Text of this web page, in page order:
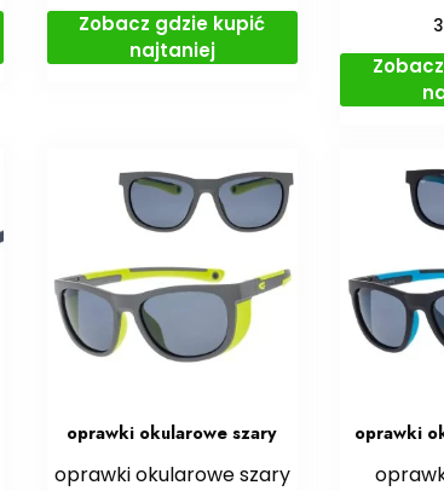
Zobacz gdzie kupić
najtaniej
oprawki okularowe szary
oprawki okularowe szary
oprawki